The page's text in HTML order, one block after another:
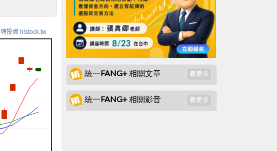
嗨投資 histock.tw
統一FANG+ 相關文章
統一FANG+ 相關影音